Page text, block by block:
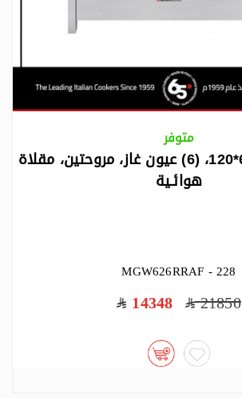
متوفر
فرن جليم غاز 60*120، (6) عيون غاز، مروحتين، مقلاة
هوائـية
MGW626RRAF - 228
21850
14348